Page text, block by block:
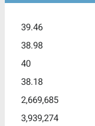
39.46
38.98
40
38.18
2,669,685
3,939,274